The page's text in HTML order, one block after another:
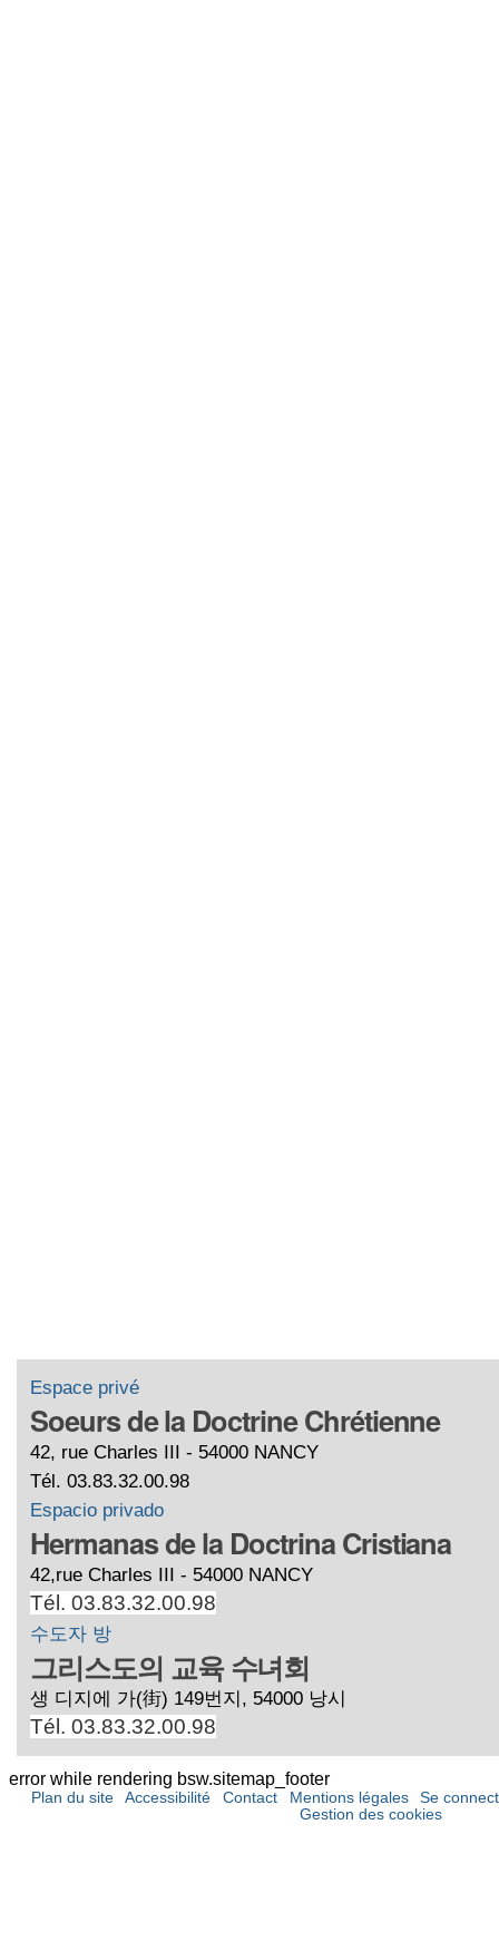
Espace privé
Soeurs de la Doctrine Chrétienne
42, rue Charles III - 54000 NANCY
Tél. 03.83.32.00.98
Espacio privado
Hermanas de la Doctrina Cristiana
42,rue Charles III - 54000 NANCY
Tél. 03.83.32.00.98
수도자 방
그리스도의 교육 수녀회
생 디지에 가(街) 149번지, 54000 낭시
Tél. 03.83.32.00.98
error while rendering bsw.sitemap_footer
Plan du site Accessibilité Contact Mentions légales
Se
Gestion des cookies